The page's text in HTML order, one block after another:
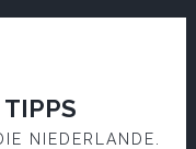
NIEDERLANDE.